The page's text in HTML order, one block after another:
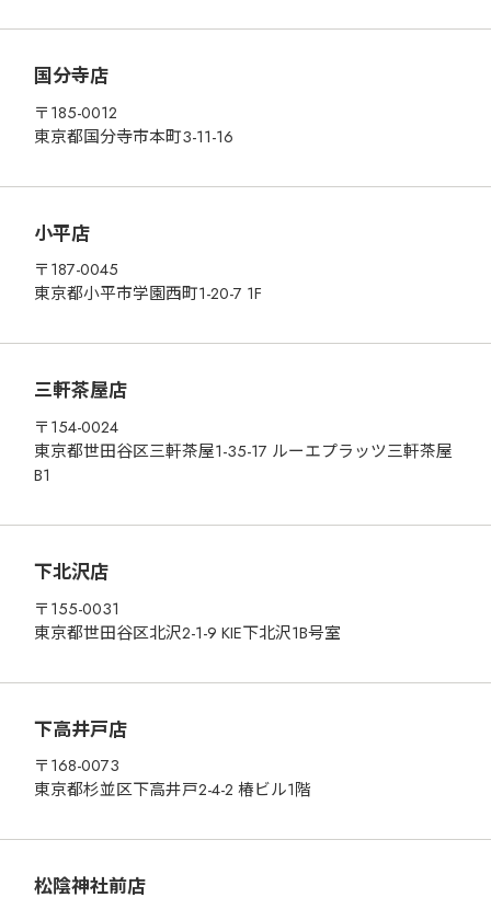
RECRUIT
CONTACT
国分寺店
〒185-0012
東京都国分寺市本町3-11-16
小平店
〒187-0045
東京都小平市学園西町1-20-7 1F
三軒茶屋店
〒154-0024
東京都世田谷区三軒茶屋1-35-17 ルーエプラッツ三軒茶屋
B1
下北沢店
〒155-0031
東京都世田谷区北沢2-1-9 KIE下北沢1B号室
下高井戸店
〒168-0073
東京都杉並区下高井戸2-4-2 椿ビル1階
松陰神社前店